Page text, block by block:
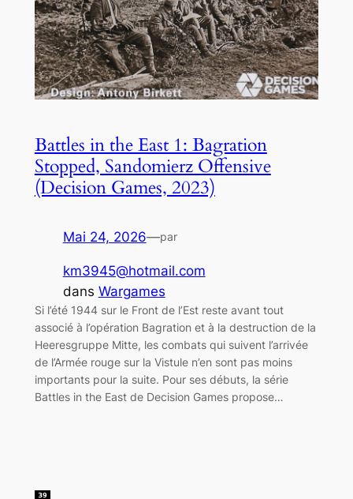
Battles in the East 1: Bagration
Stopped, Sandomierz Offensive
(Decision Games, 2023)
Mai 24, 2026—par
km3945@hotmail.com
dans Wargames
Si l’été 1944 sur le Front de l’Est reste avant tout
associé à l’opération Bagration et à la destruction de la
Heeresgruppe Mitte, les combats qui suivent l’arrivée
de l’Armée rouge sur la Vistule n’en sont pas moins
importants pour la suite. Pour ses débuts, la série
Battles in the East de Decision Games propose…